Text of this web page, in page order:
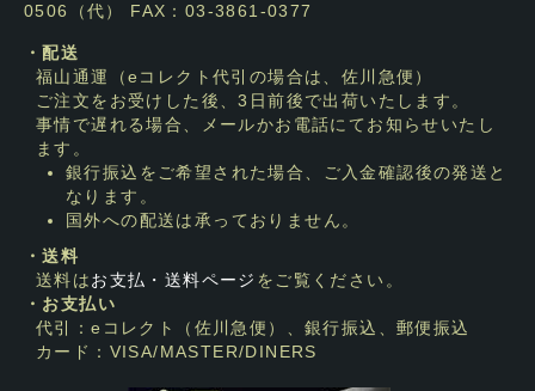
0506（代） FAX：03-3861-0377
・配送
福山通運（eコレクト代引の場合は、佐川急便）
ご注文をお受けした後、3日前後で出荷いたします。
事情で遅れる場合、メールかお電話にてお知らせいたし
ます。
銀行振込をご希望された場合、ご入金確認後の発送と
なります。
国外への配送は承っておりません。
・送料
送料はお支払・送料ページ をご覧ください。
・お支払い
代引：eコレクト（佐川急便）、銀行振込、郵便振込
カード：VISA/MASTER/DINERS